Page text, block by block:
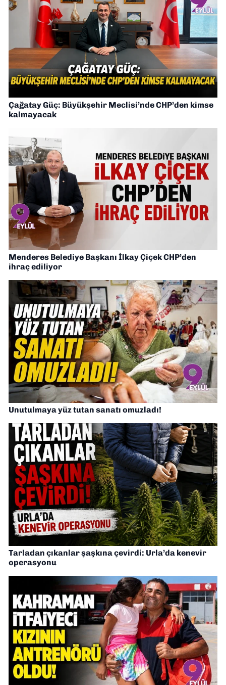
Çağatay Güç: Büyükşehir Meclisi’nde CHP’den kimse
kalmayacak
Menderes Belediye Başkanı İlkay Çiçek CHP’den
ihraç ediliyor
Unutulmaya yüz tutan sanatı omuzladı!
Tarladan çıkanlar şaşkına çevirdi: Urla’da kenevir
operasyonu